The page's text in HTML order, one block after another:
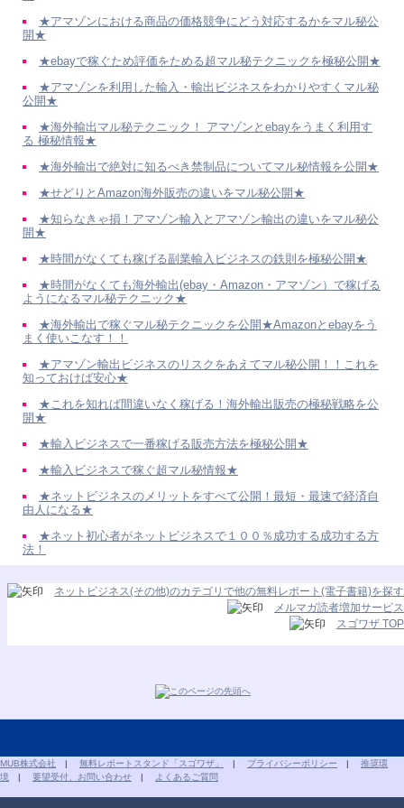
★アマゾンにおける商品の価格競争にどう対応するかをマル秘公
開★
★ebayで稼ぐため評価をためる超マル秘テクニックを極秘公開★
★アマゾンを利用した輸入・輸出ビジネスをわかりやすくマル秘
公開★
★海外輸出マル秘テクニック！ アマゾンとebayをうまく利用す
る 極秘情報★
★海外輸出で絶対に知るべき禁制品についてマル秘情報を公開★
★せどりとAmazon海外販売の違いをマル秘公開★
★知らなきゃ損！アマゾン輸入とアマゾン輸出の違いをマル秘公
開★
★時間がなくても稼げる副業輸入ビジネスの鉄則を極秘公開★
★時間がなくても海外輸出(ebay・Amazon・アマゾン）で稼げる
ようになるマル秘テクニック★
★海外輸出で稼ぐマル秘テクニックを公開★Amazonとebayをう
まく使いこなす！！
★アマゾン輸出ビジネスのリスクをあえてマル秘公開！！これを
知っておけば安心★
★これを知れば間違いなく稼げる！海外輸出販売の極秘戦略を公
開★
★輸入ビジネスで一番稼げる販売方法を極秘公開★
★輸入ビジネスで稼ぐ超マル秘情報★
★ネットビジネスのメリットをすべて公開！最短・最速で経済自
由人になる★
★ネット初心者がネットビジネスで１００％成功する成功する方
法！
ネットビジネス(その他)のカテゴリで他の無料レポート(電子書籍)を探す
メルマガ読者増加サービス
スゴワザ TOP
MUB株式会社 | 無料レポートスタンド「スゴワザ」 | プライバシーポリシー | 推奨環
境 | 要望受付、お問い合わせ | よくあるご質問